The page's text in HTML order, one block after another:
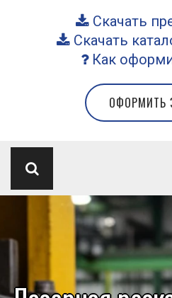
Скачать
Скачать
Как
ОФОРМИТЬ